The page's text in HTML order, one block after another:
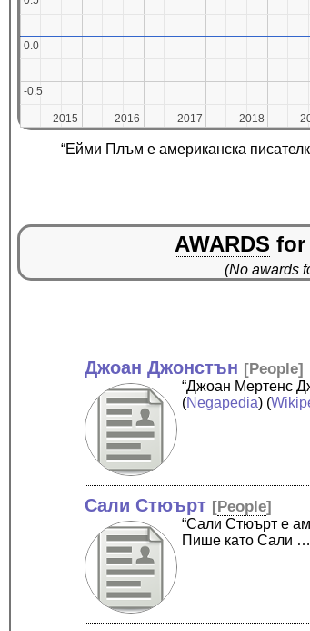
2015
2015 2016
2016 2017
2017 2018
2018
-0.5
-0.5
0.0
0.0
“Ейми Плъм е американска
AWARDS for
(No awards
Джоан Джонстън [People]
“Джоан Мертенс
(Negapedia) (
Сали Стюърт [People]
“Сали Стюърт е
Пише като Сали